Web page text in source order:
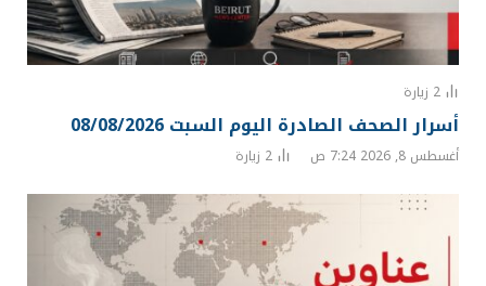
2 زيارة
أسرار الصحف الصادرة اليوم السبت 08/08/2026
أغسطس 8, 2026 7:24 ص 2 زيارة